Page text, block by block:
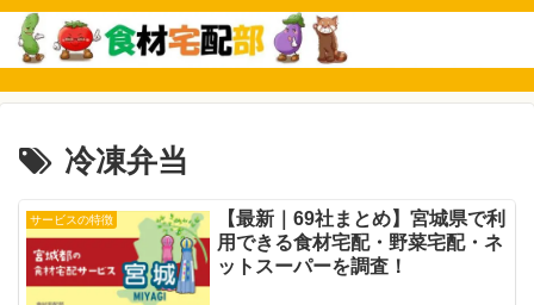
冷凍弁当
サービスの特徴
【最新｜69社まとめ】宮城県で利
用できる食材宅配・野菜宅配・ネ
ットスーパーを調査！